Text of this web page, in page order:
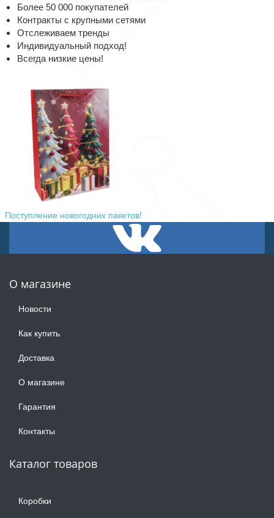
Более 50 000 покупателей
Контракты с крупными сетями
Отслеживаем тренды
Индивидуальный подход!
Всегда низкие цены!
Поступление новогодних пакетов!
О магазине
Новости
Как купить
Доставка
О магазине
Гарантия
Контакты
Каталог товаров
Коробки